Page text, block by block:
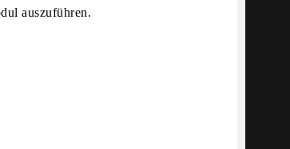
auszuführen.